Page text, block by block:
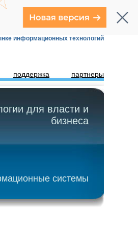
информационных технологий
поддержка партнеры
для власти и
бизнеса
системы